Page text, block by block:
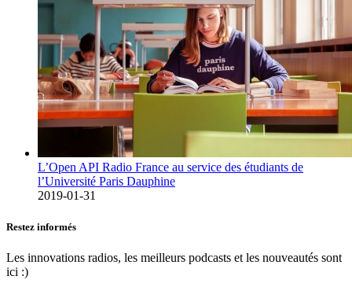
L’Open API Radio France au service des étudiants de
l’Université Paris Dauphine
2019-01-31
Restez informés
Les innovations radios, les meilleurs podcasts et les nouveautés sont
ici :)